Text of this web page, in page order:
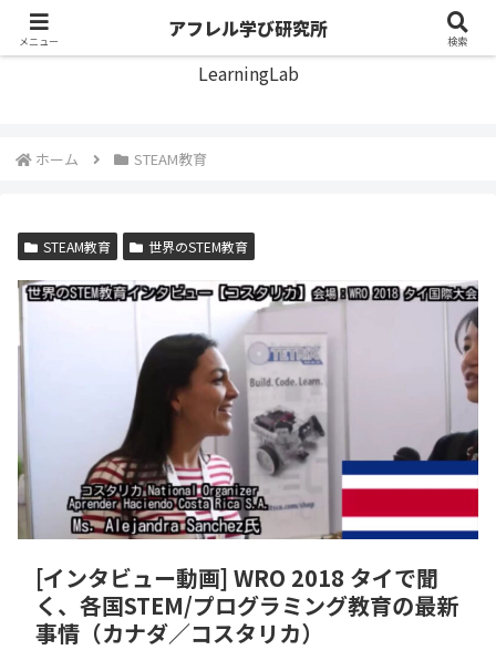
アフレル学び研究所
LearningLab
ホーム STEAM教育
STEAM教育 世界のSTEM教育
[インタビュー動画] WRO 2018 タイで聞
く、各国STEM/プログラミング教育の最新
事情（カナダ／コスタリカ）
メニュー
アフレル学び研究所
検索